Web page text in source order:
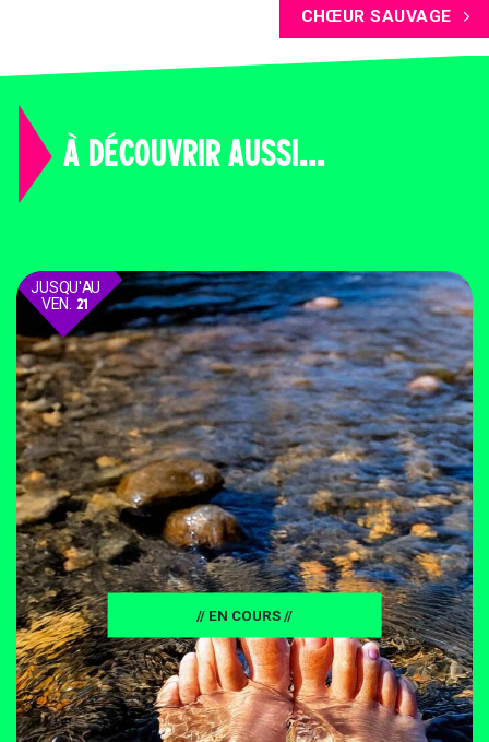
CHŒUR SAUVAGE
À DÉCOUVRIR AUSSI...
JUSQU'AU
VEN. 21
AOÛT
// EN COURS //